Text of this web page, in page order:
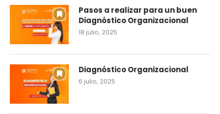
Pasos a realizar para un buen
Diagnóstico Organizacional
18 julio, 2025
Diagnóstico Organizacional
6 julio, 2025